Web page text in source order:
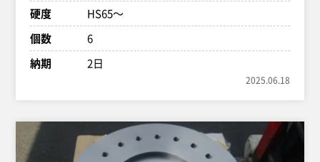
硬度
HS65～
個数
6
納期
2日
2025.06.18